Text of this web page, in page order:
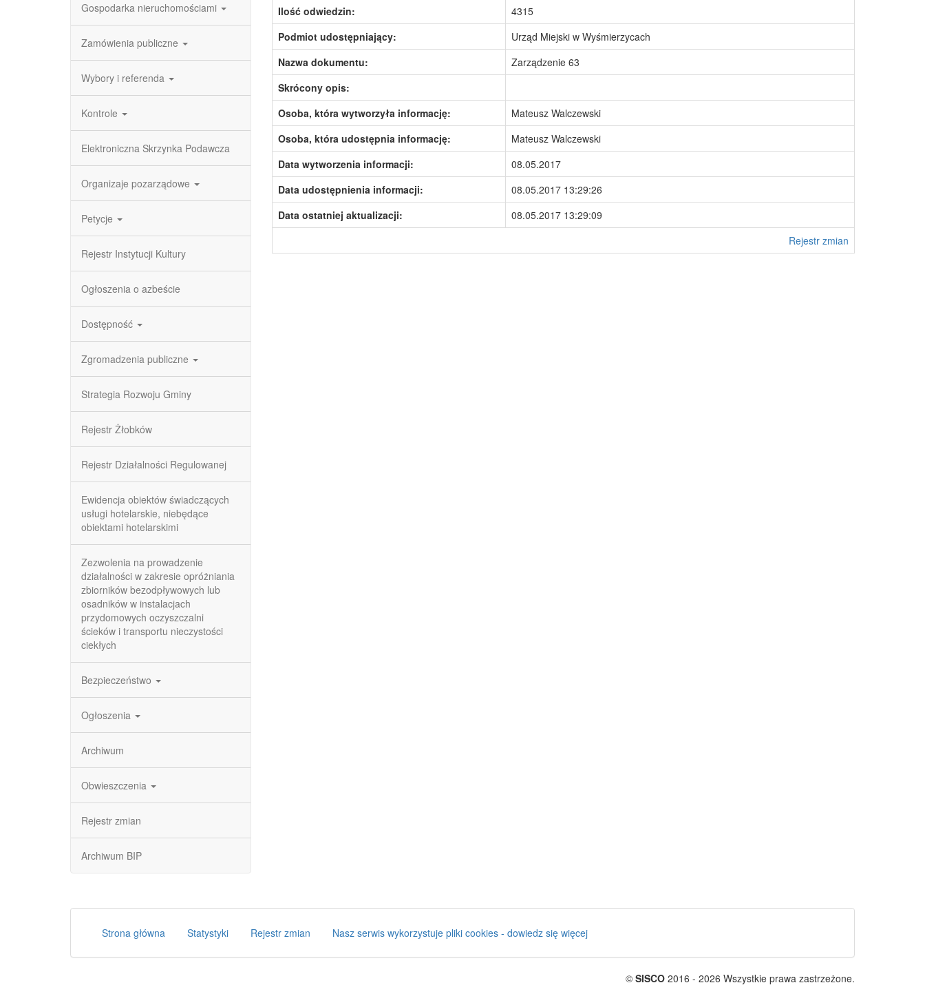
Gospodarka nieruchomościami
Zamówienia publiczne
Wybory i referenda
Kontrole
Elektroniczna Skrzynka Podawcza
Organizaje pozarządowe
Petycje
Rejestr Instytucji Kultury
Ogłoszenia o azbeście
Dostępność
Zgromadzenia publiczne
Strategia Rozwoju Gminy
Rejestr Żłobków
Rejestr Działalności Regulowanej
Ewidencja obiektów świadczących
usługi hotelarskie, niebędące
obiektami hotelarskimi
Zezwolenia na prowadzenie
działalności w zakresie opróżniania
zbiorników bezodpływowych lub
osadników w instalacjach
przydomowych oczyszczalni
ścieków i transportu nieczystości
ciekłych
Bezpieczeństwo
Ogłoszenia
Archiwum
Obwieszczenia
Rejestr zmian
Archiwum BIP
Ilość odwiedzin:
4315
Podmiot udostępniający:
Urząd Miejski w Wyśmierzycach
Nazwa dokumentu:
Zarządzenie 63
Skrócony opis:
Osoba, która wytworzyła informację:
Mateusz Walczewski
Osoba, która udostępnia informację:
Mateusz Walczewski
Data wytworzenia informacji:
08.05.2017
Data udostępnienia informacji:
08.05.2017 13:29:26
Data ostatniej aktualizacji:
08.05.2017 13:29:09
Rejestr zmian
Strona główna Statystyki Rejestr zmian Nasz serwis wykorzystuje pliki cookies - dowiedz się więcej
© SISCO 2016 - 2026 Wszystkie prawa zastrzeżone.